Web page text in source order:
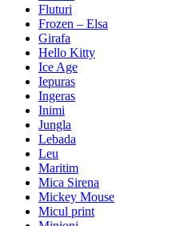
Fluturi
Frozen – Elsa
Girafa
Hello Kitty
Ice Age
Iepuras
Ingeras
Inimi
Jungla
Lebada
Leu
Maritim
Mica Sirena
Mickey Mouse
Micul print